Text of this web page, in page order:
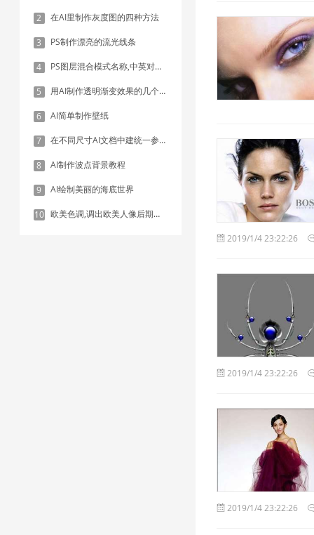
2 在AI里制作灰度图的四种方法
3 PS制作漂亮的流光线条
4 PS图层混合模式名称,中英对照表
5 用AI制作透明渐变效果的几个方法
6 AI简单制作壁纸
7 在不同尺寸AI文档中建统一参考线 - 方法1：对齐和分布
8 AI制作波点背景教程
9 AI绘制美丽的海底世界
10 欧美色调,调出欧美人像后期色调实例
2019/1/4 23:22:26
2019/1/4 23:22:26
2019/1/4 23:22:26